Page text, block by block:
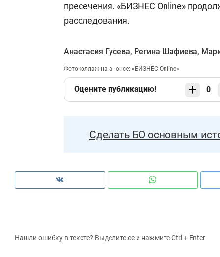
пресечения. «БИЗНЕС Online»
расследования.
Анастасия Гусева, Регина Шафиева,
Фотоколлаж на анонсе: «БИЗНЕС Online»
Оцените публикацию! 0
Сделать БО основным
Нашли ошибку в тексте? Выделите ее и нажмите Ctrl + Enter